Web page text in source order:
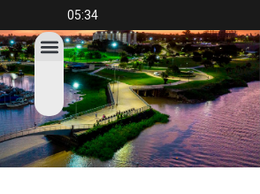
05:34